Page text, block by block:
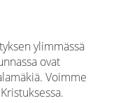
ylimmässä
ovat
Voimme